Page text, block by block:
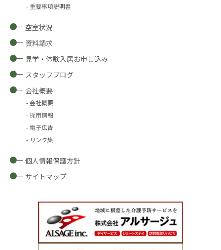
重要事項説明書
空室状況
資料請求
見学・体験入居お申し込み
スタッフブログ
会社概要
会社概要
採用情報
電子広告
リンク集
個人情報保護方針
サイトマップ